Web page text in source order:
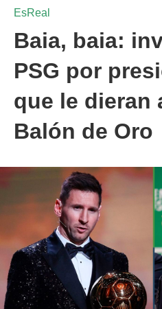
EsReal
Baia, baia:
PSG por
que le dieran
Balón de Oro